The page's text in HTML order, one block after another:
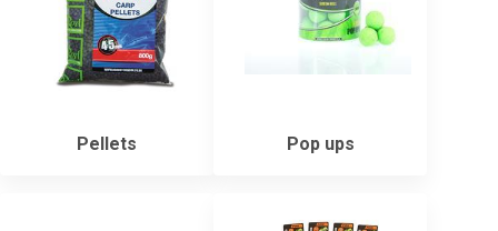
Pellets Pop ups